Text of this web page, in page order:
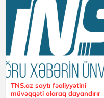
TNS.az saytı fəaliyyətini
müvəqqəti olaraq dayandırır